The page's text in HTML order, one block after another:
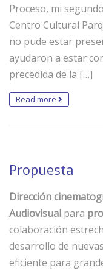
Proceso, mi
Centro Cultural
no pude estar
ayudaron a estar
precedida de la […]
Read more
Propuesta
Dirección
Audiovisual para
colaboración
desarrollo de
eficiente para